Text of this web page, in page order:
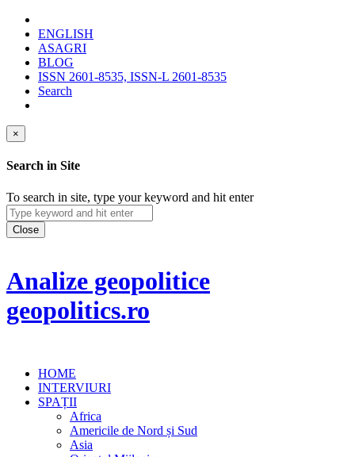
ENGLISH
ASAGRI
BLOG
ISSN 2601-8535, ISSN-L 2601-8535
Search
×
Search in Site
To search in site, type your keyword and hit enter
Close
Analize geopolitice
geopolitics.ro
HOME
INTERVIURI
SPAȚII
Africa
Americile de Nord și Sud
Asia